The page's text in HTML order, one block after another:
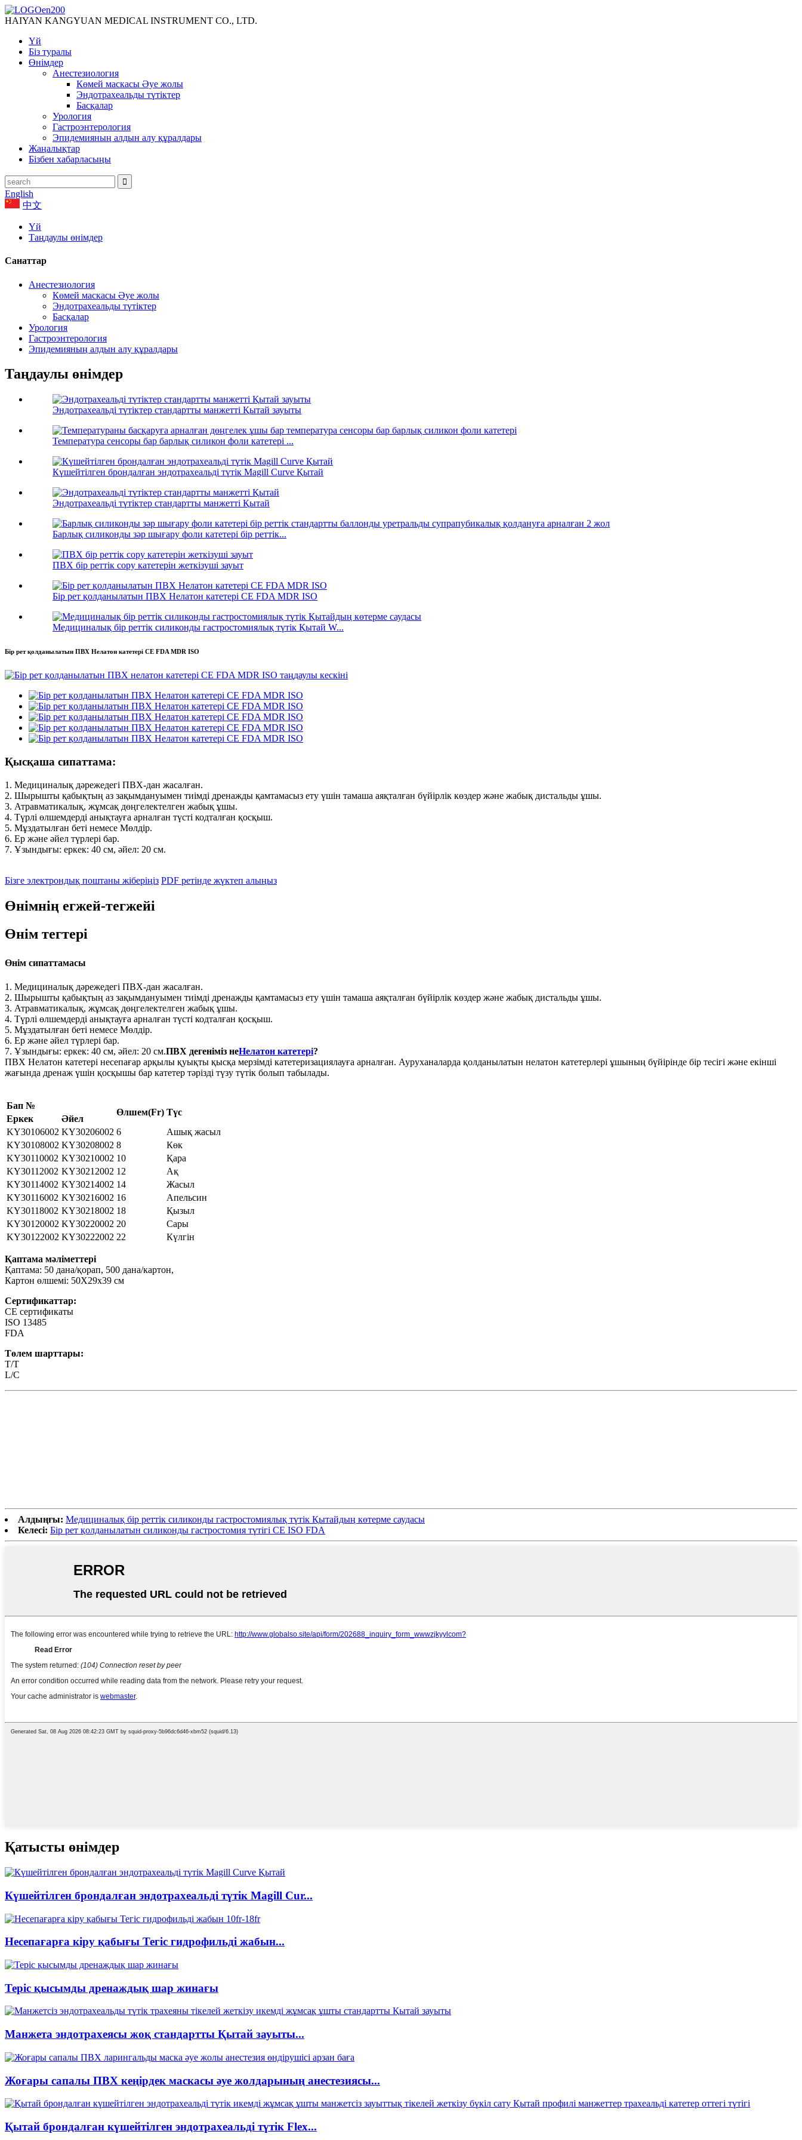
HAIYAN KANGYUAN MEDICAL INSTRUMENT CO., LTD.
Үй
Біз туралы
Өнімдер
Анестезиология
Көмей маскасы Әуе жолы
Эндотрахеальды түтіктер
Басқалар
Урология
Гастроэнтерология
Эпидемияның алдын алу құралдары
Жаңалықтар
Бізбен хабарласыңы
English
中文
Үй
Таңдаулы өнімдер
Санаттар
Анестезиология
Көмей маскасы Әуе жолы
Эндотрахеальды түтіктер
Басқалар
Урология
Гастроэнтерология
Эпидемияның алдын алу құралдары
Таңдаулы өнімдер
Эндотрахеальді түтіктер стандартты манжетті Қытай зауыты
Температура сенсоры бар барлық силикон фоли катетері ...
Күшейтілген брондалған эндотрахеальді түтік Magill Curve Қытай
Эндотрахеальді түтіктер стандартты манжетті Қытай
Барлық силиконды зәр шығару фоли катетері бір реттік...
ПВХ бір реттік сору катетерін жеткізуші зауыт
Бір рет қолданылатын ПВХ Нелатон катетері CE FDA MDR ISO
Медициналық бір реттік силиконды гастростомиялық түтік Қытай W...
Бір рет қолданылатын ПВХ Нелатон катетері CE FDA MDR ISO
Қысқаша сипаттама:
1. Медициналық дәрежедегі ПВХ-дан жасалған.
2. Шырышты қабықтың аз зақымдануымен тиімді дренажды қамтамасыз ету үшін тамаша аяқталған бүйірлік көздер және жабық дистальды ұшы.
3. Атравматикалық, жұмсақ дөңгелектелген жабық ұшы.
4. Түрлі өлшемдерді анықтауға арналған түсті кодталған қосқыш.
5. Мұздатылған беті немесе Мөлдір.
6. Ер және әйел түрлері бар.
7. Ұзындығы: еркек: 40 см, әйел: 20 см.
Бізге электрондық поштаны жіберіңіз PDF ретінде жүктеп алыңыз
Өнімнің егжей-тегжейі
Өнім тегтері
Өнім сипаттамасы
1. Медициналық дәрежедегі ПВХ-дан жасалған.
2. Шырышты қабықтың аз зақымдануымен тиімді дренажды қамтамасыз ету үшін тамаша аяқталған бүйірлік көздер және жабық дистальды ұшы.
3. Атравматикалық, жұмсақ дөңгелектелген жабық ұшы.
4. Түрлі өлшемдерді анықтауға арналған түсті кодталған қосқыш.
5. Мұздатылған беті немесе Мөлдір.
6. Ер және әйел түрлері бар.
7. Ұзындығы: еркек: 40 см, әйел: 20 см.ПВХ дегеніміз неНелатон катетері?
ПВХ Нелатон катетері несепағар арқылы қуықты қысқа мерзімді катетеризациялауға арналған. Ауруханаларда қолданылатын нелатон катетерлері ұшының бүйірінде бір тесігі және екінші
жағында дренаж үшін қосқышы бар катетер тәрізді түзу түтік болып табылады.
Бап №
Өлшем(Fr) Түс
Еркек
Әйел
KY30106002 KY30206002 6
Ашық жасыл
KY30108002 KY30208002 8
Көк
KY30110002 KY30210002 10
Қара
KY30112002 KY30212002 12
Ақ
KY30114002 KY30214002 14
Жасыл
KY30116002 KY30216002 16
Апельсин
KY30118002 KY30218002 18
Қызыл
KY30120002 KY30220002 20
Сары
KY30122002 KY30222002 22 Күлгін
Қаптама мәліметтері
Қаптама: 50 дана/қорап, 500 дана/картон,
Картон өлшемі: 50X29x39 см
Сертификаттар:
CE сертификаты
ISO 13485
FDA
Төлем шарттары:
Т/Т
L/C
Алдыңғы: Медициналық бір реттік силиконды гастростомиялық түтік Қытайдың көтерме саудасы
Келесі: Бір рет қолданылатын силиконды гастростомия түтігі CE ISO FDA
Қатысты өнімдер
Күшейтілген брондалған эндотрахеальді түтік Magill Cur...
Несепағарға кіру қабығы Тегіс гидрофильді жабын...
Теріс қысымды дренаждық шар жинағы
Манжета эндотрахеясы жоқ стандартты Қытай зауыты...
Жоғары сапалы ПВХ кеңірдек маскасы әуе жолдарының анестезиясы...
Қытай брондалған күшейтілген эндотрахеальді түтік Flex...